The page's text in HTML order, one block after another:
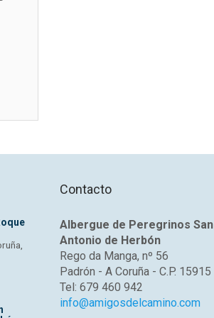
Contacto
Albergue de Peregrinos San
Antonio de Herbón
Rego da Manga, nº 56
Padrón - A Coruña - C.P. 15915
Tel: 679 460 942
info@amigosdelcamino.com